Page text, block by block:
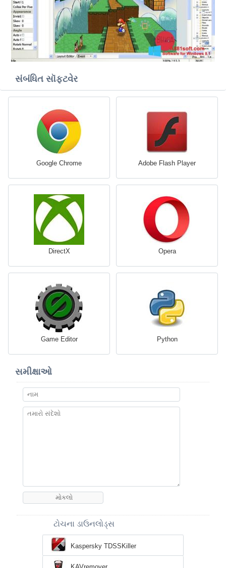
સંબંધિત સૉફ્ટવેર
Google Chrome Adobe Flash Player
DirectX Opera
Game Editor Python
સમીક્ષાઓ
ટોચના ડાઉનલોડ્સ
Kaspersky TDSSKiller